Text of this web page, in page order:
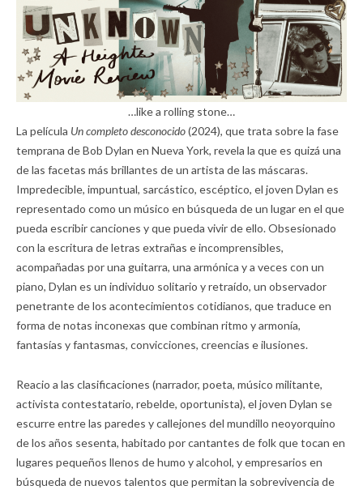
…like a rolling stone…
La película Un completo desconocido(2024), que trata sobre la fase
temprana de Bob Dylan en Nueva York, revela la que es quizá una
de las facetas más brillantes de un artista de las máscaras.
Impredecible, impuntual, sarcástico, escéptico, el joven Dylan es
representado como un músico en búsqueda de un lugar en el que
pueda escribir canciones y que pueda vivir de ello. Obsesionado
con la escritura de letras extrañas e incomprensibles,
acompañadas por una guitarra, una armónica y a veces con un
piano, Dylan es un individuo solitario y retraído, un observador
penetrante de los acontecimientos cotidianos, que traduce en
forma de notas inconexas que combinan ritmo y armonía,
fantasías y fantasmas, convicciones, creencias e ilusiones.
Reacio a las clasificaciones (narrador, poeta, músico militante,
activista contestatario, rebelde, oportunista), el joven Dylan se
escurre entre las paredes y callejones del mundillo neoyorquino
de los años sesenta, habitado por cantantes de folk que tocan en
lugares pequeños llenos de humo y alcohol, y empresarios en
búsqueda de nuevos talentos que permitan la sobrevivencia de